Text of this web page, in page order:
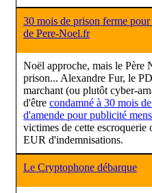
30 mois de prison ferme
de Pere-Noel.fr
Noël approche, mais le Père
prison... Alexandre Fur, le
marchant (ou plutôt cyber-
d'être condamné à 30 mois
d'amende pour publicité
victimes de cette
EUR d'indemnisations.
Le Cryptophone débarque